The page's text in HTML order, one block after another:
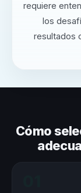
requiere
los
resultados
Cómo